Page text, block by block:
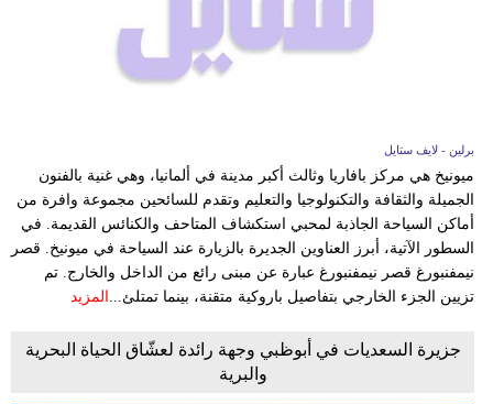
برلين - لايف ستايل
ميونيخ هي مركز بافاريا وثالث أكبر مدينة في ألمانيا، وهي غنية بالفنون
الجميلة والثقافة والتكنولوجيا والتعليم وتقدم للسائحين مجموعة وافرة من
أماكن السياحة الجاذبة لمحبي استكشاف المتاحف والكنائس القديمة. في
السطور الآتية، أبرز العناوين الجديرة بالزيارة عند السياحة في ميونيخ. قصر
نيمفنبورغ قصر نيمفنبورغ عبارة عن مبنى رائع من الداخل والخارج. تم
تزيين الجزء الخارجي بتفاصيل باروكية متقنة، بينما تمتلئ...
المزيد
جزيرة السعديات في أبوظبي وجهة رائدة لعشّاق الحياة البحرية
والبرية